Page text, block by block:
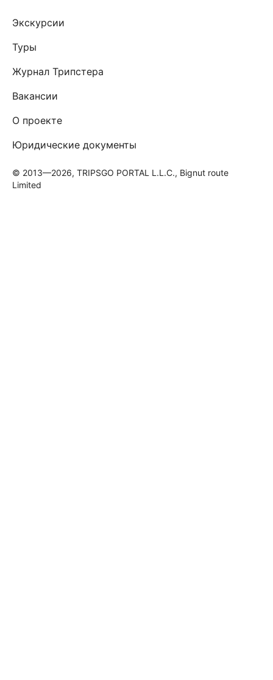
Экскурсии
Туры
Журнал Трипстера
Вакансии
О проекте
Юридические документы
© 2013—2026, TRIPSGO PORTAL L.L.C., Bignut route
Limited